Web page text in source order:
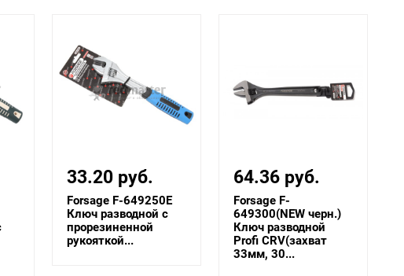
33.20 руб.
Forsage F-649250E
Ключ разводной с
прорезиненной
рукояткой...
64.36 руб.
Forsage F-
649300(NEW черн.)
Ключ разводной
Profi CRV(захват
33мм, 30...